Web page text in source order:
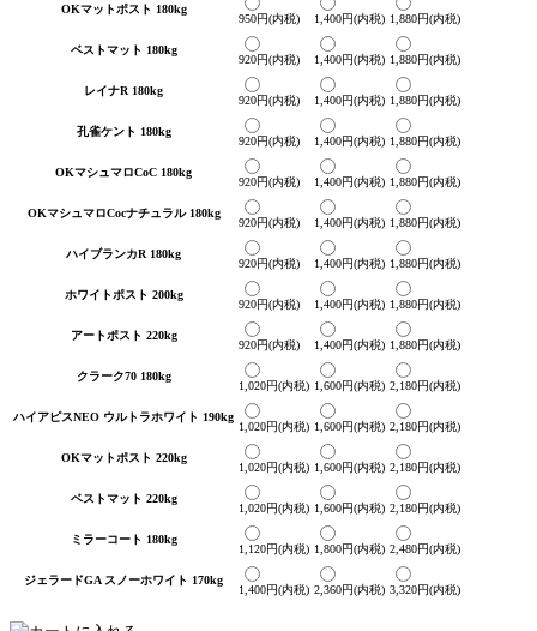
OKマットポスト 180kg
950円(内税) 1,400円(内税) 1,880円(内税)
ベストマット 180kg
920円(内税) 1,400円(内税) 1,880円(内税)
レイナR 180kg
920円(内税) 1,400円(内税) 1,880円(内税)
孔雀ケント 180kg
920円(内税) 1,400円(内税) 1,880円(内税)
OKマシュマロCoC 180kg
920円(内税) 1,400円(内税) 1,880円(内税)
OKマシュマロCocナチュラル 180kg
920円(内税) 1,400円(内税) 1,880円(内税)
ハイブランカR 180kg
920円(内税) 1,400円(内税) 1,880円(内税)
ホワイトポスト 200kg
920円(内税) 1,400円(内税) 1,880円(内税)
アートポスト 220kg
920円(内税) 1,400円(内税) 1,880円(内税)
クラーク70 180kg
1,020円(内税) 1,600円(内税) 2,180円(内税)
ハイアピスNEO ウルトラホワイト 190kg
1,020円(内税) 1,600円(内税) 2,180円(内税)
OKマットポスト 220kg
1,020円(内税) 1,600円(内税) 2,180円(内税)
ベストマット 220kg
1,020円(内税) 1,600円(内税) 2,180円(内税)
ミラーコート 180kg
1,120円(内税) 1,800円(内税) 2,480円(内税)
ジェラードGA スノーホワイト 170kg
1,400円(内税) 2,360円(内税) 3,320円(内税)